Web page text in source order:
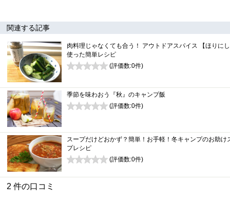
関連する記事
肉料理じゃなくても合う！ アウトドアスパイス 【ほりに
使った簡単レシピ
(評価数:0件)
季節を味わおう『秋』のキャンプ飯
(評価数:0件)
スープだけどおかず？簡単！お手軽！冬キャンプのお助け
プレシピ
(評価数:0件)
2 件の口コミ